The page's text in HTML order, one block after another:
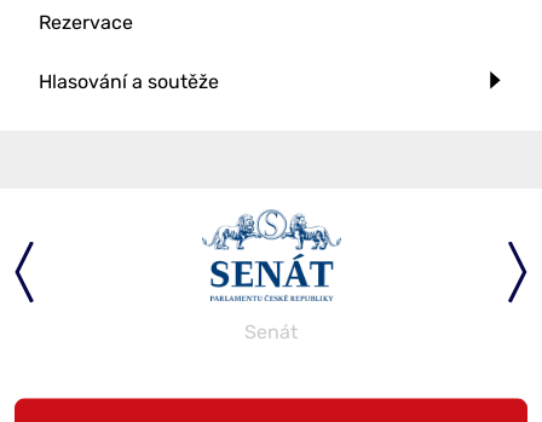
Rezervace
Hlasování a soutěže